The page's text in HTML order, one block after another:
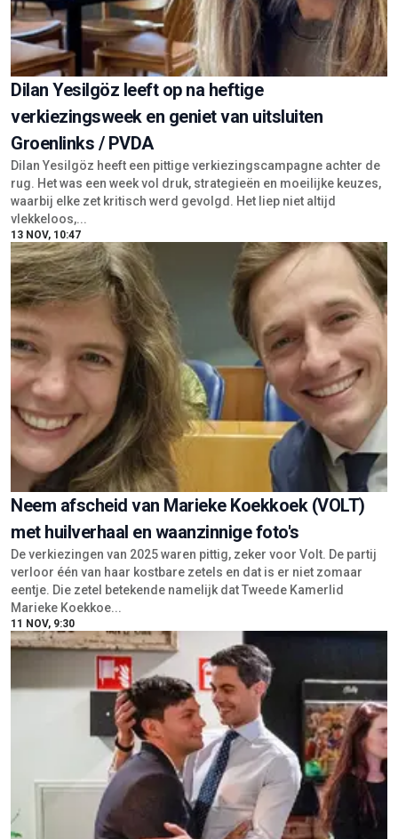
Dilan Yesilgöz leeft op na heftige
verkiezingsweek en geniet van uitsluiten
Groenlinks / PVDA
Dilan Yesilgöz heeft een pittige verkiezingscampagne achter de
rug. Het was een week vol druk, strategieën en moeilijke keuzes,
waarbij elke zet kritisch werd gevolgd. Het liep niet altijd
vlekkeloos,...
13 NOV, 10:47
Neem afscheid van Marieke Koekkoek (VOLT)
met huilverhaal en waanzinnige foto's
De verkiezingen van 2025 waren pittig, zeker voor Volt. De partij
verloor één van haar kostbare zetels en dat is er niet zomaar
eentje. Die zetel betekende namelijk dat Tweede Kamerlid
Marieke Koekkoe...
11 NOV, 9:30